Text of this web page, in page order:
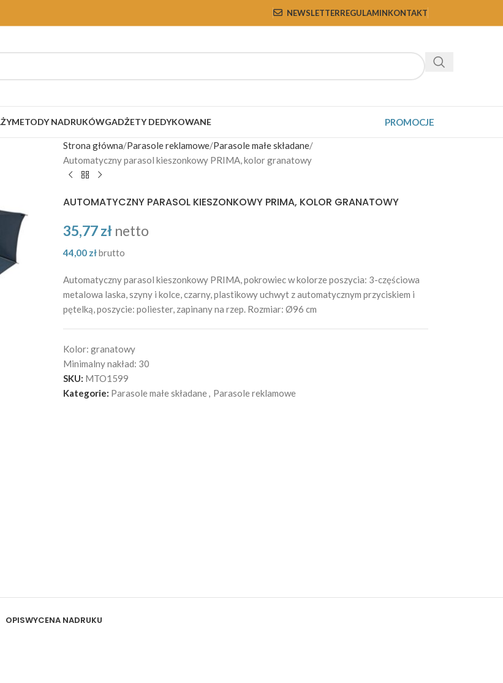
NEWSLETTERREGULAMINKONTAKT
METODY NADRUKÓWGADŻETY DEDYKOWANE PROMOCJE
Strona główna Parasole reklamowe Parasole małe składane
Automatyczny parasol kieszonkowy PRIMA, kolor granatowy
AUTOMATYCZNY PARASOL KIESZONKOWY PRIMA, KOLOR GRANATOWY
35,77zł netto
44,00 złbrutto
Automatyczny parasol kieszonkowy PRIMA, pokrowiec w kolorze poszycia: 3-częściowa
metalowa laska, szyny i kolce, czarny, plastikowy uchwyt z automatycznym przyciskiem i
pętelką, poszycie: poliester, zapinany na rzep. Rozmiar: Ø96 cm
Kolor: granatowy
Minimalny nakład: 30
SKU: MTO1599
Kategorie: Parasole małe składane, Parasole reklamowe
OPISWYCENA NADRUKU